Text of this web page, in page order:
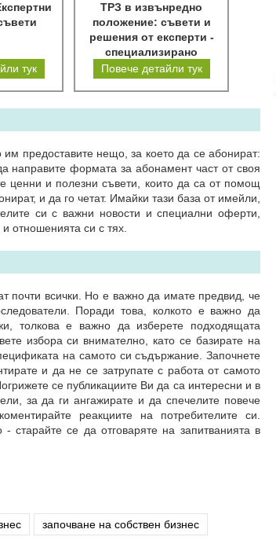
тук
ТРЗ в извънредно
положение: съвети и
решения от експерти -
специализирано
електронно издание
Повече детайли тук
предоставите нещо, за което да се абонират:
формата за абонамент част от своя
ценни и полезни съвети, които да са от помощ
и да го четат. Имайки тази база от имейли,
си с важни новости и специални оферти,
отношенията си с тях.
почти всички. Но е важно да имате предвид, че
Поради това, колкото е важно да
толкова е важно да изберете подходящата
избора си внимателно, като се базирате на
на самото си съдържание. Започнете
и да не се затрупате с работа от самото
се публикациите Ви да са интересни и в
за да ги ангажирате и да спечелите повече
реакциите на потребителите си.
се да отговаряте на запитванията в
започване на собствен бизнес